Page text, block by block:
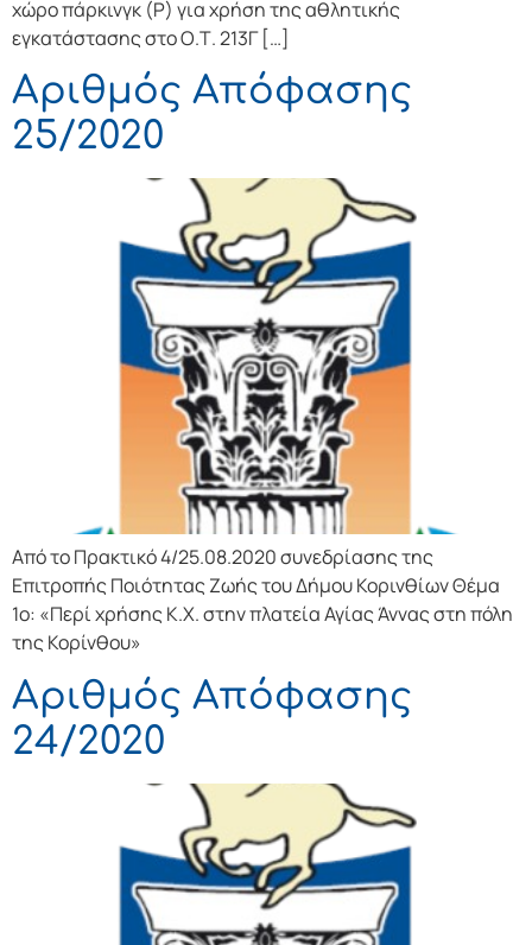
χώρο πάρκινγκ (Ρ) για χρήση της αθλητικής
εγκατάστασης στο Ο.Τ. 213Γ […]
Αριθμός Απόφασης
25/2020
Από το Πρακτικό 4/25.08.2020 συνεδρίασης της
Επιτροπής Ποιότητας Ζωής του Δήμου Κορινθίων Θέμα
1ο: «Περί χρήσης Κ.Χ. στην πλατεία Αγίας Άννας στη πόλη
της Κορίνθου»
Αριθμός Απόφασης
24/2020